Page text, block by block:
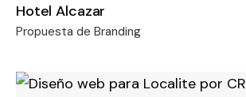
Hotel Alcazar
Propuesta de Branding